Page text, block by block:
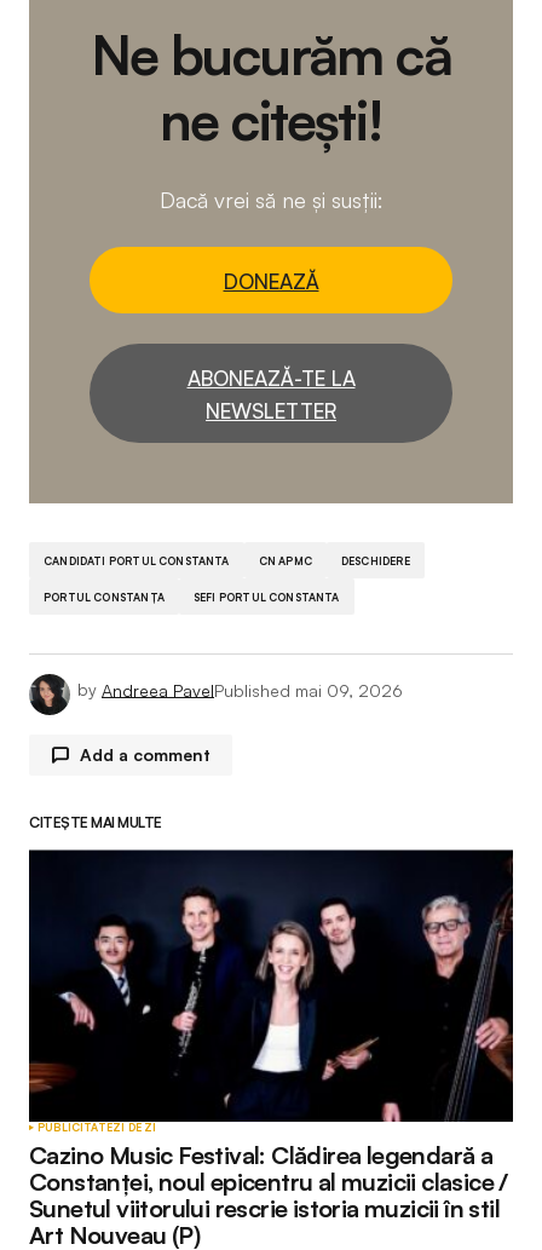
Ne bucurăm că
ne citești!
Dacă vrei să ne și susții:
DONEAZĂ
ABONEAZĂ-TE LA
NEWSLETTER
CANDIDATI PORTUL CONSTANTA CN APMC DESCHIDERE
PORTUL CONSTANȚA SEFI PORTUL CONSTANTA
by Andreea PavelPublished mai 09, 2026
Add a comment
Adresa ta de email nu va fi publicată. Câmpurile
obligatorii sunt marcate cu
Comment
Your E-mail*
CITEȘTE MAI MULTE
PUBLICITATEZI DE ZI
Cazino Music Festival: Clădirea legendară a
Constanței, noul epicentru al muzicii clasice /
Sunetul viitorului rescrie istoria muzicii în stil
Art Nouveau (P)